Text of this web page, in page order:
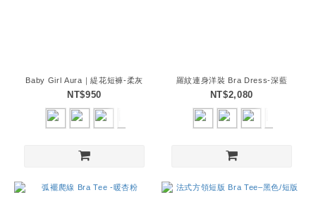
Baby Girl Aura｜緹花短褲-柔灰
NT$950
羅紋連身洋裝 Bra Dress-深藍
NT$2,080